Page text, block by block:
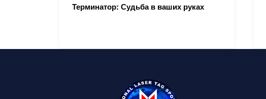
Терминатор: Судьба в ваших руках